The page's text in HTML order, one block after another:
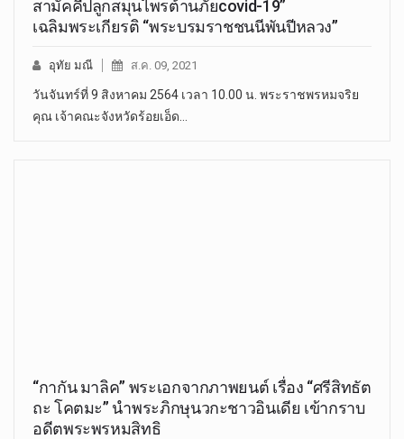
สามัคคีปลูกสมุนไพรต้านภัยcovid-19”
เฉลิมพระเกียรติ “พระบรมราชชนนีพันปีหลวง”
อุทัย มณี ส.ค. 09, 2021
วันจันทร์ที่ 9 สิงหาคม 2564 เวลา 10.00 น. พระราชพรหมจริย
คุณ เจ้าคณะจังหวัดร้อยเอ็ด…
“กากัน มาลิค” พระเอกจากภาพยนต์ เรื่อง “ศรีสิทธัต
ถะ โคตมะ” นำพระภิกษุนวกะชาวอินเดีย เข้ากราบ
อดีตพระพรหมสิทธิ